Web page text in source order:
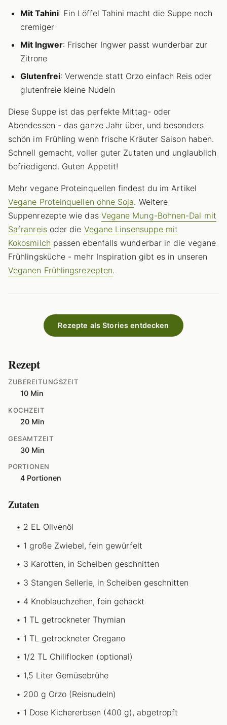
Mit Tahini: Ein Löffel Tahini macht die Suppe noch
cremiger
Mit Ingwer: Frischer Ingwer passt wunderbar zur
Zitrone
Glutenfrei: Verwende statt Orzo einfach Reis oder
glutenfreie kleine Nudeln
Diese Suppe ist das perfekte Mittag- oder
Abendessen - das ganze Jahr über, und besonders
schön im Frühling wenn frische Kräuter Saison haben.
Schnell gemacht, voller guter Zutaten und unglaublich
befriedigend. Guten Appetit!
Mehr vegane Proteinquellen findest du im Artikel
Vegane Proteinquellen ohne Soja. Weitere
Suppenrezepte wie das Vegane Mung-Bohnen-Dal mit
Safranreisoder die Vegane Linsensuppe mit
Kokosmilch passen ebenfalls wunderbar in die vegane
Frühlingsküche - mehr Inspiration gibt es in unseren
Veganen Frühlingsrezepten.
Rezepte als Stories entdecken
Rezept
ZUBEREITUNGSZEIT
10 Min
KOCHZEIT
20 Min
GESAMTZEIT
30 Min
PORTIONEN
4 Portionen
Zutaten
2 EL Olivenöl
1 große Zwiebel, fein gewürfelt
3 Karotten, in Scheiben geschnitten
3 Stangen Sellerie, in Scheiben geschnitten
4 Knoblauchzehen, fein gehackt
1 TL getrockneter Thymian
1 TL getrockneter Oregano
1/2 TL Chiliflocken (optional)
1,5 Liter Gemüsebrühe
200 g Orzo (Reisnudeln)
1 Dose Kichererbsen (400 g), abgetropft